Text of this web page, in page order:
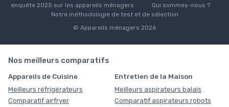
enquête 2025 sur les appareils ménagers
Qui sommes-nous ?
Notre méthodologie de test et de sélection
© Appareils ménagers 2026
Nos meilleurs comparatifs
Appareils de Cuisine
Meilleurs réfrigérateurs
Comparatif airfryer
Entretien de la Maison
Meilleurs aspirateurs balais
Comparatif aspirateurs robots